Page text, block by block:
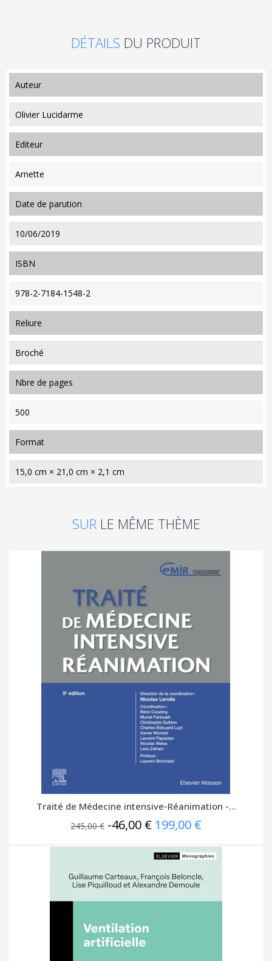
DÉTAILS DU PRODUIT
auteur
Olivier Lucidarme
editeur
Arnette
date de parution
10/06/2019
ISBN
978-2-7184-1548-2
reliure
Broché
nbre de pages
500
format
15,0 cm × 21,0 cm × 2,1 cm
SUR LE MÊME THÈME
Traité de Médecine intensive-Réanimation -...
245,00 € -46,00 € 199,00 €